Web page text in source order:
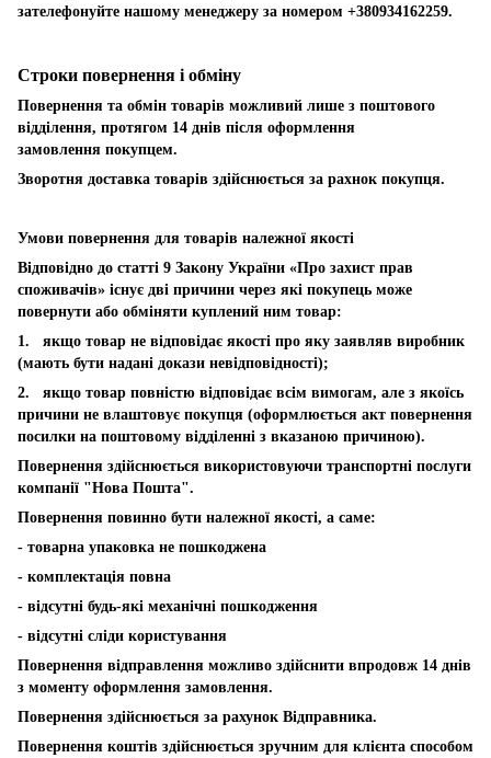
зателефонуйте нашому менеджеру за номером +380934162259.
Строки повернення і обміну
Повернення та обмін товарів можливий лише з поштового
відділення, протягом 14 днів після оформлення
замовлення покупцем.
Зворотня доставка товарів здійснюється за рахнок покупця.
Умови повернення для товарів належної якості
Відповідно до статті 9 Закону України «Про захист прав
споживачів» існує дві причини через які покупець може
повернути або обміняти куплений ним товар:
1. якщо товар не відповідає якості про яку заявляв виробник
(мають бути надані докази невідповідності);
2. якщо товар повністю відповідає всім вимогам, але з якоїсь
причини не влаштовує покупця (оформлюється акт повернення
посилки на поштовому відділенні з вказаною причиною).
Повернення здійснюється використовуючи транспортні послуги
компанії "Нова Пошта".
Повернення повинно бути належної якості, а саме:
- товарна упаковка не пошкоджена
- комплектація повна
- відсутні будь-які механічні пошкодження
- відсутні сліди користування
Повернення відправлення можливо здійснити впродовж 14 днів
з моменту оформлення замовлення.
Повернення здійснюється за рахунок Відправника.
Повернення коштів здійснюється зручним для клієнта способом